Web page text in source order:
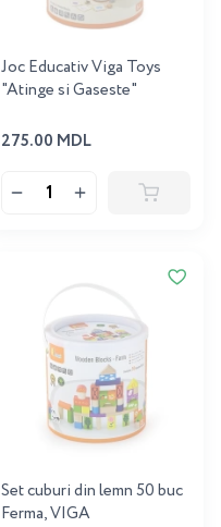
Joc Educativ Viga Toys
"Atinge si Gaseste"
275.00 MDL
Set cuburi din lemn 50 buc
Ferma, VIGA